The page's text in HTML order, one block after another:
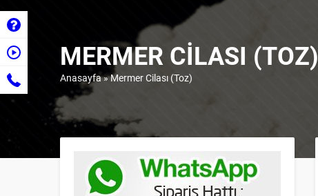
MERMER CILASI (TOZ)
Anasayfa»Mermer Cilası (Toz)